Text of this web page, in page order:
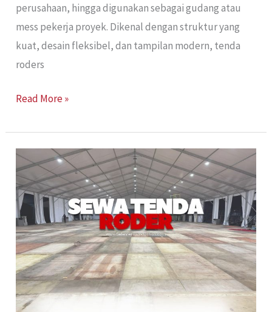
perusahaan, hingga digunakan sebagai gudang atau
mess pekerja proyek. Dikenal dengan struktur yang
kuat, desain fleksibel, dan tampilan modern, tenda
roders
Read More »
Sewa
Tenda
Roder